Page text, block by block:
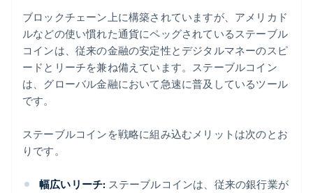
ブロックチェーン上に構築されていますが、アメリカド
ルなどの使い慣れた通貨にペッグされているステーブル
コインは、従来の金融の安定性とデジタルマネーのスピ
ードとリーチを兼ね備えています。ステーブルコイン
は、グローバル金融において急速に普及しているツール
です。
ステーブルコインを戦略に組み込むメリットは次のとお
りです。
幅広いリーチ: ステーブルコインは、従来の銀行業が